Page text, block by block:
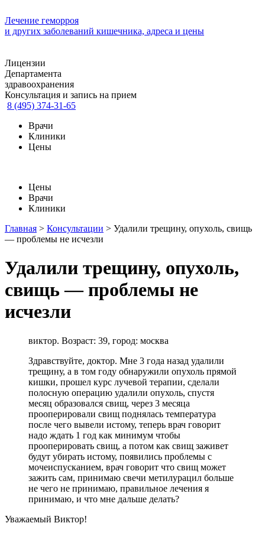
Лечение геморроя
и других заболеваний кишечника, адреса и цены
Лицензии
Департамента
здравоохранения
Консультация и запись на прием
8 (495) 374-31-65
Врачи
Клиники
Цены
Цены
Врачи
Клиники
Главная > Консультации > Удалили трещину, опухоль, свищь
— проблемы не исчезли
Удалили трещину, опухоль,
свищь — проблемы не
исчезли
виктор. Возраст: 39, город: москва
Здравствуйте, доктор. Мне 3 года назад удалили
трещину, а в том году обнаружили опухоль прямой
кишки, прошел курс лучевой терапии, сделали
полосную операцию удалили опухоль, спустя
месяц образовался свищ, через 3 месяца
прооперировали свищ поднялась температура
после чего вывели истому, теперь врач говорит
надо ждать 1 год как минимум чтобы
прооперировать свищ, а потом как свищ заживет
будут убирать истому, появились проблемы с
мочеиспусканием, врач говорит что свищ может
зажить сам, принимаю свечи метилурацил больше
не чего не принимаю, правильное лечения я
принимаю, и что мне дальше делать?
Уважаемый Виктор!